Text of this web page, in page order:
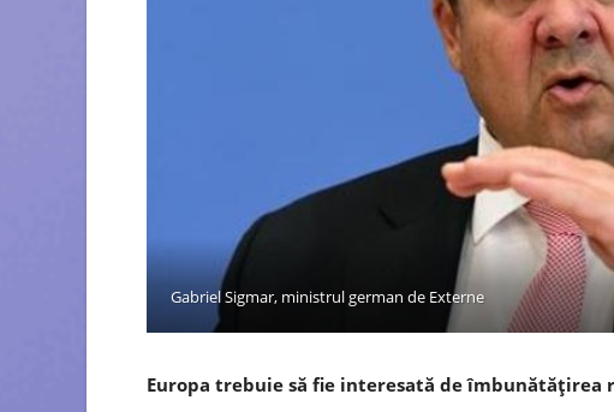
Gabriel Sigmar, ministrul german de Externe
Europa trebuie să fie interesată de îmbunătățirea